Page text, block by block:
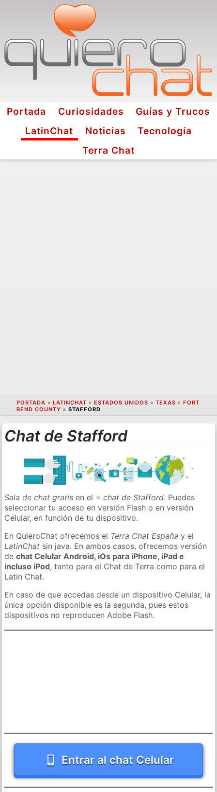
Portada Curiosidades
Guías y Trucos
LatinChat
Noticias
Tecnología
Terra Chat
PORTADA » LATINCHAT » ESTADOS UNIDOS » TEXAS » FORT
BEND COUNTY » STAFFORD
Chat de Stafford
Sala de chat gratis en el ⭐chat de Stafford. Puedes
seleccionar tu acceso en versión Flash o en versión
Celular, en función de tu dispositivo.
En QuieroChat ofrecemos el Terra Chat España y el
LatinChat sin java. En ambos casos, ofrecemos versión
dechat Celular Android, iOs para iPhone, iPad e
incluso iPod, tanto para el Chat de Terra como para el
Latin Chat.
En caso de que accedas desde un dispositivo Celular, la
única opción disponible es la segunda, pues estos
dispositivos no reproducen Adobe Flash.
Entrar al chat Celular